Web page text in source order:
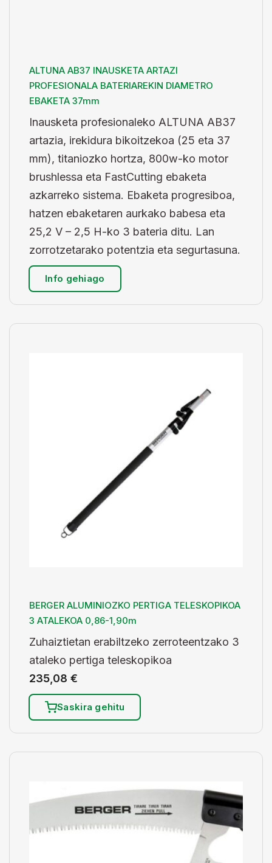
ALTUNA AB37 INAUSKETA ARTAZI
PROFESIONALA BATERIAREKIN DIAMETRO
EBAKETA 37mm
Inausketa profesionaleko ALTUNA AB37
artazia, irekidura bikoitzekoa (25 eta 37
mm), titaniozko hortza, 800w-ko motor
brushlessa eta FastCutting ebaketa
azkarreko sistema. Ebaketa progresiboa,
hatzen ebaketaren aurkako babesa eta
25,2 V – 2,5 H-ko 3 bateria ditu. Lan
zorrotzetarako potentzia eta segurtasuna.
Info gehiago
BERGER ALUMINIOZKO PERTIGA TELESKOPIKOA
3 ATALEKOA 0,86-1,90m
Zuhaiztietan erabiltzeko zerroteentzako 3
ataleko pertiga teleskopikoa
235,08 €
Saskira gehitu